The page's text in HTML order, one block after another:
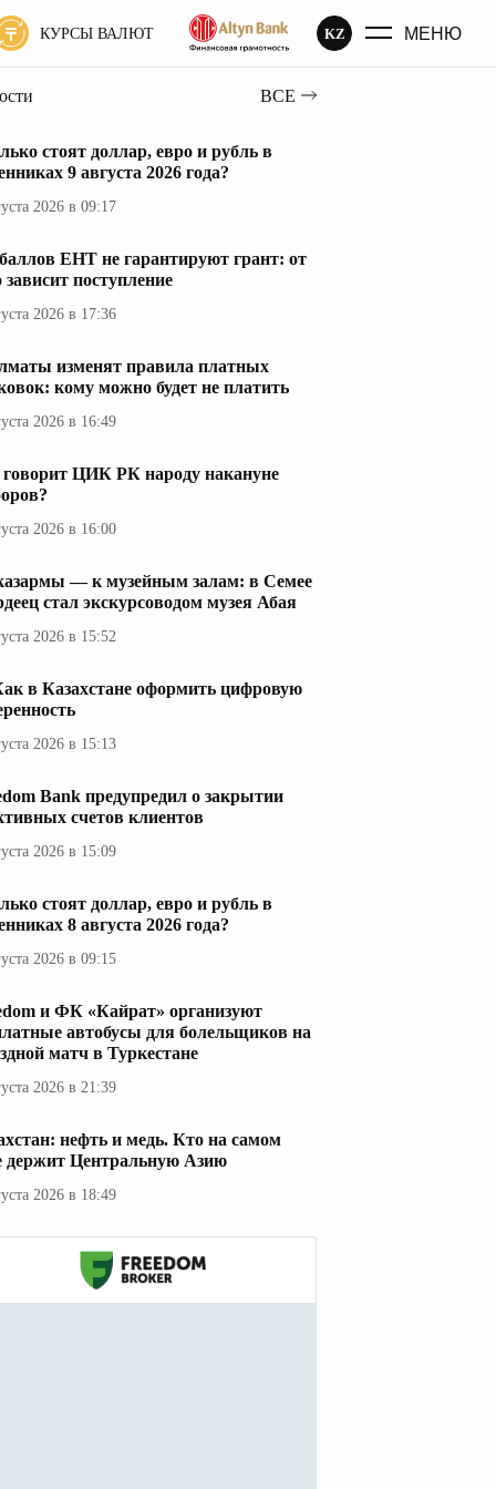
КУРСЫ ВАЛЮТ KZ МЕНЮ
ВСЕ
стоят доллар, евро и рубль в
9 августа 2026 года?
2026 в 09:17
ЕНТ не гарантируют грант: от
зависит поступление
2026 в 17:36
изменят правила платных
кому можно будет не платить
2026 в 16:49
ЦИК РК народу накануне
2026 в 16:00
— к музейным залам: в Семее
стал экскурсоводом музея Абая
2026 в 15:52
в Казахстане оформить цифровую
2026 в 15:13
Bank предупредил о закрытии
счетов клиентов
2026 в 15:09
стоят доллар, евро и рубль в
8 августа 2026 года?
2026 в 09:15
и ФК «Кайрат» организуют
автобусы для болельщиков на
матч в Туркестане
2026 в 21:39
нефть и медь. Кто на самом
держит Центральную Азию
2026 в 18:49